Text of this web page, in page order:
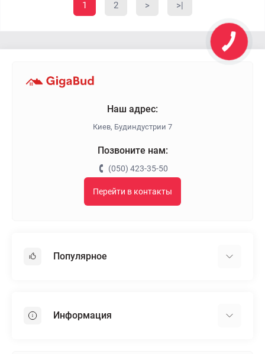
1 2 > >|
Наш адрес:
Киев, Будиндустрии 7
Позвоните нам:
(050) 423-35-50
Перейти в контакты
Популярное
Пенопласт
Информация